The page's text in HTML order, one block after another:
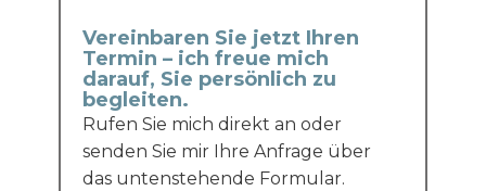
Vereinbaren Sie jetzt Ihren
Termin – ich freue mich
darauf, Sie persönlich zu
begleiten.
Rufen Sie mich direkt an oder
senden Sie mir Ihre Anfrage über
das untenstehende Formular.